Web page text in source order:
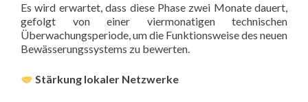
Es wird erwartet, dass diese Phase zwei Monate dauert,
gefolgt von einer viermonatigen technischen
Überwachungsperiode, um die Funktionsweise des neuen
Bewässerungssystems zu bewerten.
Stärkung lokaler Netzwerke